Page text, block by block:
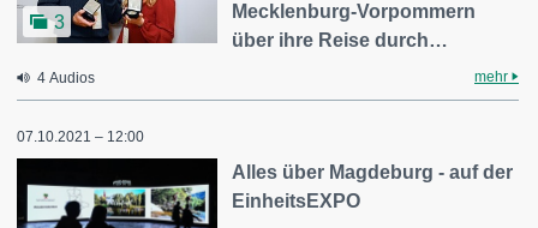
3
Mecklenburg-Vorpommern
über ihre Reise durch…
4 Audios mehr
07.10.2021 – 12:00
Alles über Magdeburg - auf der
EinheitsEXPO